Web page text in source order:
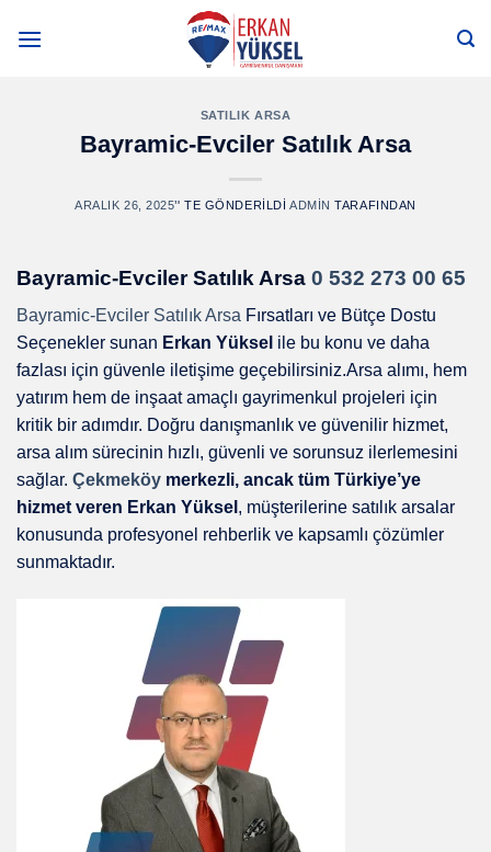
SATILIK ARSA
Bayramic-Evciler Satılık Arsa
ARALIK 26, 2025’' TE GÖNDERILDI ADMIN TARAFINDAN
Bayramic-Evciler Satılık Arsa 0 532 273 00 65
Bayramic-Evciler Satılık Arsa Fırsatları ve Bütçe Dostu
Seçenekler sunan Erkan Yüksel ile bu konu ve daha
fazlası için güvenle iletişime geçebilirsiniz.Arsa alımı, hem
yatırım hem de inşaat amaçlı gayrimenkul projeleri için
kritik bir adımdır. Doğru danışmanlık ve güvenilir hizmet,
arsa alım sürecinin hızlı, güvenli ve sorunsuz ilerlemesini
sağlar. Çekmeköy merkezli, ancak tüm Türkiye’ye
hizmet veren Erkan Yüksel , müşterilerine satılık arsalar
konusunda profesyonel rehberlik ve kapsamlı çözümler
sunmaktadır.